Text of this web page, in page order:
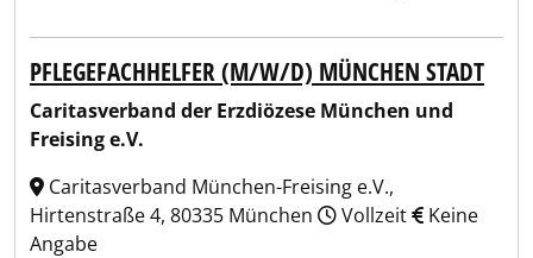
PFLEGEFACHHELFER (M/W/D) MÜNCHEN STADT
Caritasverband der Erzdiözese München und
Freising e.V.
Caritasverband München-Freising e.V.,
Hirtenstraße 4, 80335 München
Vollzeit
Keine
Angabe